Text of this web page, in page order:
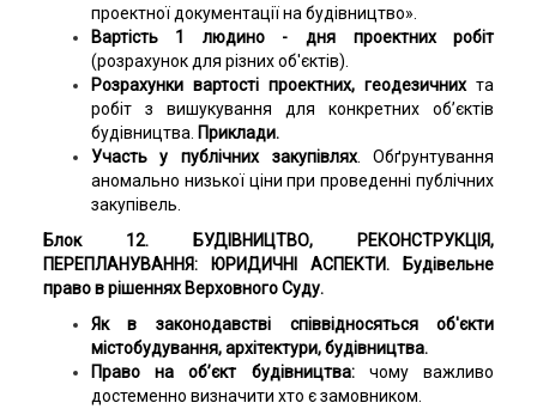
проектної документації на будівництво».
Вартість 1 людино - дня проектних робіт
(розрахунок для різних об'єктів).
Розрахунки вартості проектних, геодезичнихта
робіт з вишукування для конкретних об’єктів
будівництва. Приклади.
Участь у публічних закупівлях. Обґрунтування
аномально низької ціни при проведенні публічних
закупівель.
Блок 12. БУДІВНИЦТВО, РЕКОНСТРУКЦІЯ,
ПЕРЕПЛАНУВАННЯ: ЮРИДИЧНІ АСПЕКТИ. Будівельне
право в рішеннях Верховного Суду.
Як в законодавстві співвідносяться об'єкти
містобудування, архітектури, будівництва.
Право на об’єкт будівництва: чому важливо
достеменно визначити хто є замовником.